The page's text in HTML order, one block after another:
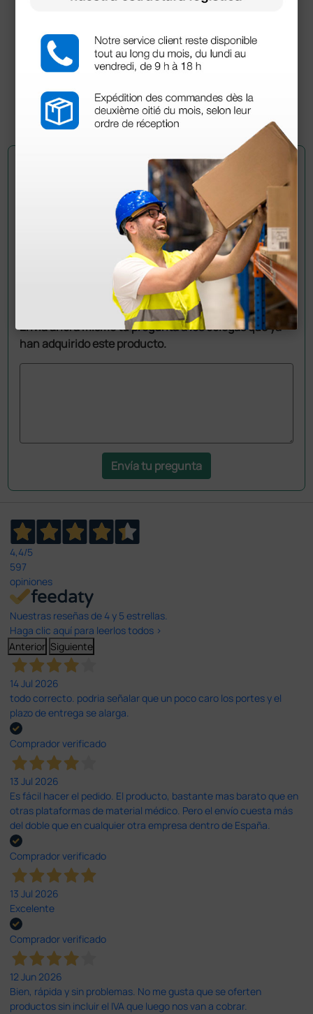
Gimatemp
19,14 €31,90 €
(Precio sin IVA)
Pregúntale a un colega
¿Todavía tienes alguna duda? ¿Necesitas más
Envía ahora mismo tu pregunta a los colegas que ya
han adquirido este producto.
Envía tu pregunta
4,4/5
597
opiniones
Nuestras reseñas de 4 y 5 estrellas.
Haga clic aquí para leerlos todos >
Anterior Siguiente
14 Jul 2026
todo correcto. podria señalar que un poco caro los portes y el
plazo de entrega se alarga.
Comprador verificado
13 Jul 2026
Es fácil hacer el pedido. El producto, bastante mas barato que en
otras plataformas de material médico. Pero el envío cuesta más
del doble que en cualquier otra empresa dentro de España.
Comprador verificado
13 Jul 2026
Excelente
Comprador verificado
12 Jun 2026
Bien, rápida y sin problemas. No me gusta que se oferten
productos sin incluir el IVA que luego nos van a cobrar.